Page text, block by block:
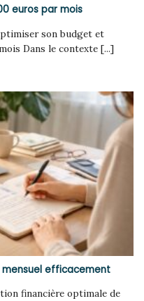
euros par mois
son budget et
Dans le contexte [...]
efficacement
financière optimale de